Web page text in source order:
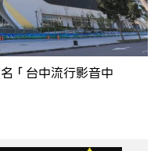
「台中流行影音中